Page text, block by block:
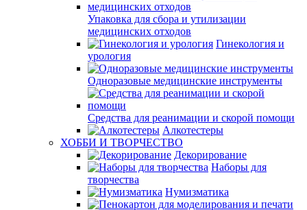
Упаковка для сбора и утилизации
медицинских отходов
Гинекология и
урология
Одноразовые медицинские инструменты
Средства для реанимации и скорой помощи
Алкотестеры
ХОББИ И ТВОРЧЕСТВО
Декорирование
Наборы для
творчества
Нумизматика